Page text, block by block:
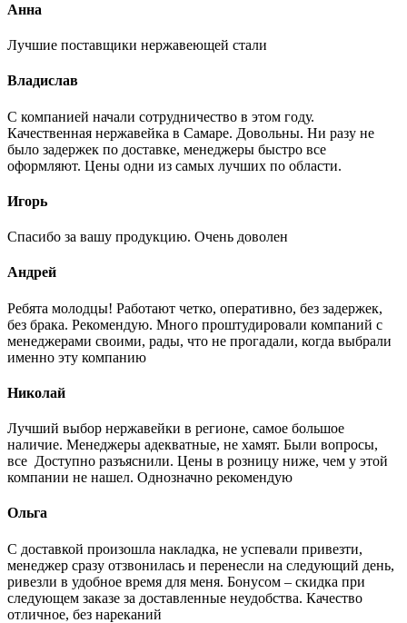
Анна
Лучшие поставщики нержавеющей стали
Владислав
С компанией начали сотрудничество в этом году.
Качественная нержавейка в Самаре. Довольны. Ни разу не
было задержек по доставке, менеджеры быстро все
оформляют. Цены одни из самых лучших по области.
Игорь
Спасибо за вашу продукцию. Очень доволен
Андрей
Ребята молодцы! Работают четко, оперативно, без задержек,
без брака. Рекомендую. Много проштудировали компаний с
менеджерами своими, рады, что не прогадали, когда выбрали
именно эту компанию
Николай
Лучший выбор нержавейки в регионе, самое большое
наличие. Менеджеры адекватные, не хамят. Были вопросы,
все Доступно разъяснили. Цены в розницу ниже, чем у этой
компании не нашел. Однозначно рекомендую
Ольга
С доставкой произошла накладка, не успевали привезти,
менеджер сразу отзвонилась и перенесли на следующий день,
ривезли в удобное время для меня. Бонусом – скидка при
следующем заказе за доставленные неудобства. Качество
отличное, без нареканий